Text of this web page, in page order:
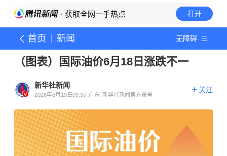
· 获取全网一手热点 打开
首页 新闻 无障碍
（图表）国际油价6月18日涨跌不一
新华社新闻
2026年6月19日09:37 广东 新华社新闻官方账号
关注